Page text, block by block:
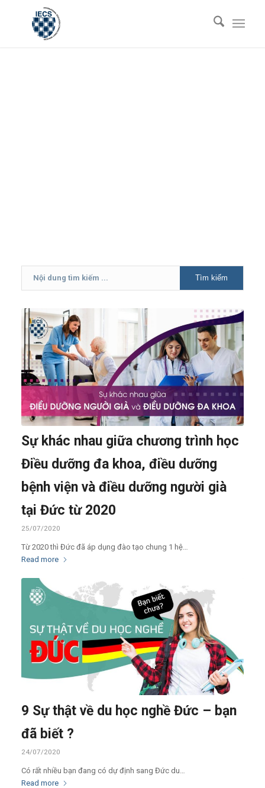
Sự khác nhau giữa chương trình học
Điều dưỡng đa khoa, điều dưỡng
bệnh viện và điều dưỡng người già
tại Đức từ 2020
25/07/2020
Từ 2020 thì Đức đã áp dụng đào tạo chung 1 hệ…
Read more
9 Sự thật về du học nghề Đức – bạn
đã biết ?
24/07/2020
Có rất nhiều bạn đang có dự định sang Đức du…
Read more